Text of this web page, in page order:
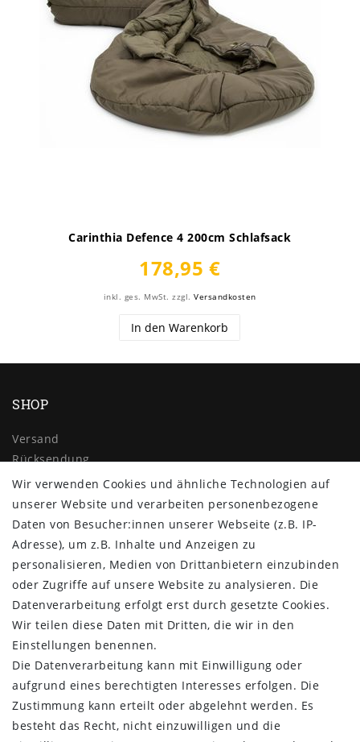
Carinthia Defence 4 200cm Schlafsack
178,95 €
inkl. ges. MwSt. zzgl.Versandkosten
In den Warenkorb
SHOP
Versand
Rücksendung
Widerrufs­recht
Impressum
Daten­schutz­erklärung
AGB
Kontakt
ZAHLUNG & VERSAND
Wir verwenden Cookies und ähnliche Technologien auf
unserer Website und verarbeiten personenbezogene
Daten von Besucher:innen unserer Webseite (z.B. IP-
Adresse), um z.B. Inhalte und Anzeigen zu
personalisieren, Medien von Drittanbietern einzubinden
oder Zugriffe auf unsere Website zu analysieren. Die
Datenverarbeitung erfolgt erst durch gesetzte Cookies.
Wir teilen diese Daten mit Dritten, die wir in den
Einstellungen benennen.
Die Datenverarbeitung kann mit Einwilligung oder
aufgrund eines berechtigten Interesses erfolgen. Die
Zustimmung kann erteilt oder abgelehnt werden. Es
besteht das Recht, nicht einzuwilligen und die